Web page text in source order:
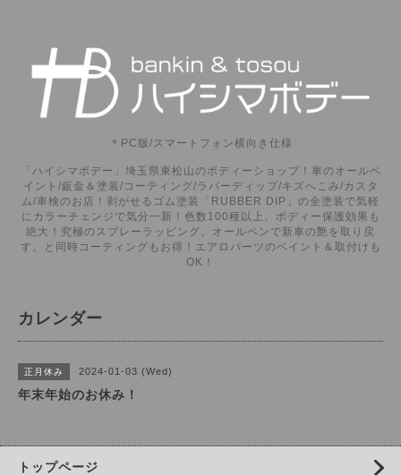
＊PC版/スマートフォン横向き仕様
「ハイシマボデー」埼玉県東松山のボディーショップ！車のオールペ
イント/鈑金＆塗装/コーティング/ラバーディップ/キズへこみ/カスタ
ム/車検のお店！剥がせるゴム塗装「RUBBER DIP」の全塗装で気軽
にカラーチェンジで気分一新！色数100種以上、ボディー保護効果も
絶大！究極のスプレーラッピング。オールペンで新車の艶を取り戻
す。と同時コーティングもお得！エアロパーツのペイント＆取付けも
OK！
カレンダー
正月休み 2024-01-03 (Wed)
年末年始のお休み！
トップページ